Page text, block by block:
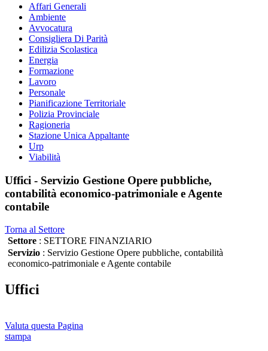
Affari Generali
Ambiente
Avvocatura
Consigliera Di Parità
Edilizia Scolastica
Energia
Formazione
Lavoro
Personale
Pianificazione Territoriale
Polizia Provinciale
Ragioneria
Stazione Unica Appaltante
Urp
Viabilità
Uffici - Servizio Gestione Opere pubbliche,
contabilità economico-patrimoniale e Agente
contabile
Torna al Settore
Settore : SETTORE FINANZIARIO
Servizio : Servizio Gestione Opere pubbliche, contabilità
economico-patrimoniale e Agente contabile
Uffici
Valuta questa Pagina
stampa